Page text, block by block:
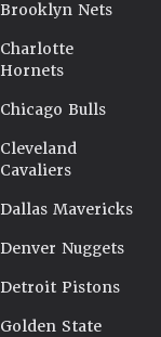
Brooklyn Nets
Charlotte
Hornets
Chicago Bulls
Cleveland
Cavaliers
Dallas Mavericks
Denver Nuggets
Detroit Pistons
Golden State